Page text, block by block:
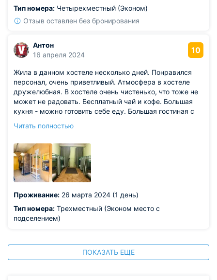
Тип номера: Четырехместный (Эконом)
Отзыв оставлен без бронирования
Антон
16 апреля 2024
10
Жила в данном хостеле несколько дней. Понравился
персонал, очень приветливый. Атмосфера в хостеле
дружелюбная. В хостеле очень чистенько, что тоже не
может не радовать. Бесплатный чай и кофе. Большая
кухня - можно готовить себе еду. Большая гостиная с
хостела. Стабильный интернет, что для меня было тоже
Читать полностью
Проживание: 26 марта 2024 (1 день)
Тип номера: Трехместный (Эконом место с
подселением)
ПОКАЗАТЬ ЕЩЕ